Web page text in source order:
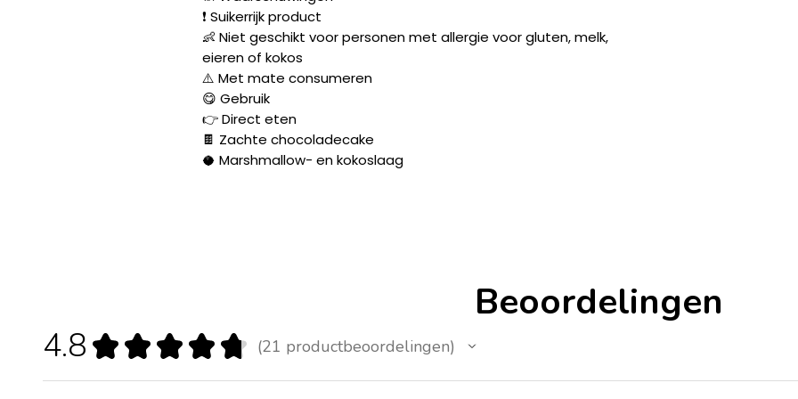
❗ Suikerrijk product
👶 Niet geschikt voor personen met allergie voor gluten, melk,
eieren of kokos
⚠️ Met mate consumeren
😋 Gebruik
👉 Direct eten
🍫 Zachte chocoladecake
🥥 Marshmallow- en kokoslaag
Beoordelingen
4.8 ★ ★ ★ ★ ★ 21 productbeoordelingen
21